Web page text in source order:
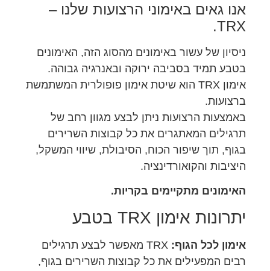
אנו גאים באימוני הרצועות שלנו –
TRX.
ניסיון של עשור באימונים מהסוג הזה, האימונים
בטבע תמיד בסביבה ירוקה ובאנרגיה גבוהה.
אימון TRX הוא שיטת אימון פופולרית המשתמשת
ברצועות.
באמצעות הרצועות ניתן לבצע מגוון רחב של
תרגילים המאתגרים את כל קבוצות השרירים
בגוף, תוך שיפור הכוח, הסיבולת, שיווי המשקל,
היציבות והקואורדינציה.
האימונים מתקיימים בקריות.
יתרונות אימון TRX בטבע
אימון לכל הגוף:
TRX מאפשר לבצע תרגילים
רבים המפעילים את כל קבוצות השרירים בגוף,